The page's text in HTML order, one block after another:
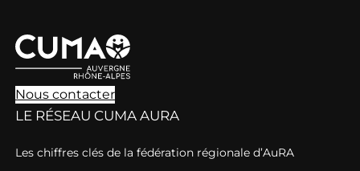
Nous contacter
LE RÉSEAU CUMA AURA
Les chiffres clés de la fédération régionale d’AuRA